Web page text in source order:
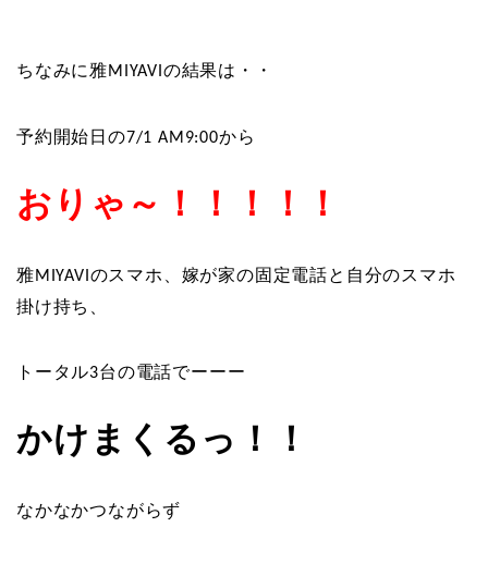
ちなみに雅MIYAVI の結果は・・
予約開始日の7/1 AM9:00から
おりゃ～！！！！！
雅MIYAVI のスマホ、嫁が家の固定電話と自分のスマホ
掛け持ち、
トータル3台の電話でーーー
かけまくるっ！！
なかなかつながらず